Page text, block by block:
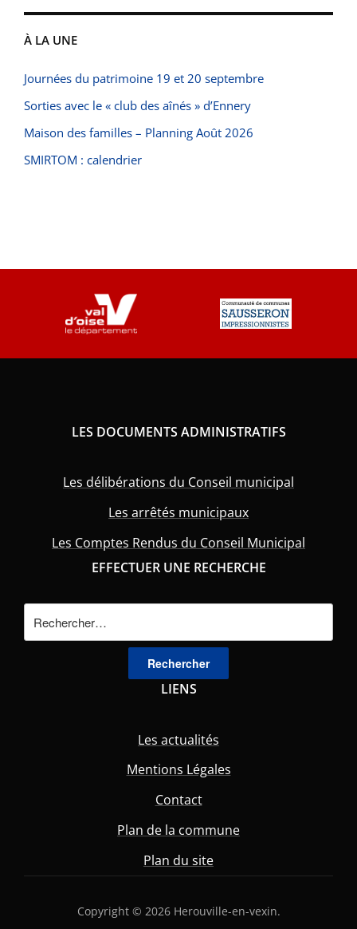
À LA UNE
Journées du patrimoine 19 et 20 septembre
Sorties avec le « club des aînés » d’Ennery
Maison des familles – Planning Août 2026
SMIRTOM : calendrier
LES DOCUMENTS ADMINISTRATIFS
Les délibérations du Conseil municipal
Les arrêtés municipaux
Les Comptes Rendus du Conseil Municipal
EFFECTUER UNE RECHERCHE
LIENS
Les actualités
Mentions Légales
Contact
Plan de la commune
Plan du site
Copyright © 2026 Herouville-en-vexin.